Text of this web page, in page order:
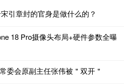
引章封的官身是做什么的？
18 Pro摄像头布局+硬件参数全曝
委会原副主任张伟被＂双开＂